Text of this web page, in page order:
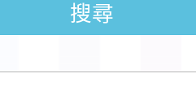
代課鐘點教
理後續甄選)
園市115學年
點」1份
學年度學生
搜尋